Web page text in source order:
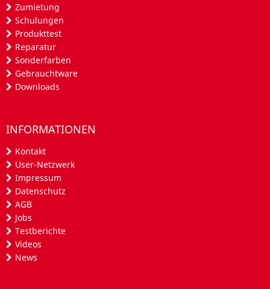
Zumietung
Schulungen
Produkttest
Reparatur
Sonderfarben
Gebrauchtware
Downloads
INFORMATIONEN
Kontakt
User-Netzwerk
Impressum
Datenschutz
AGB
Jobs
Testberichte
Videos
News